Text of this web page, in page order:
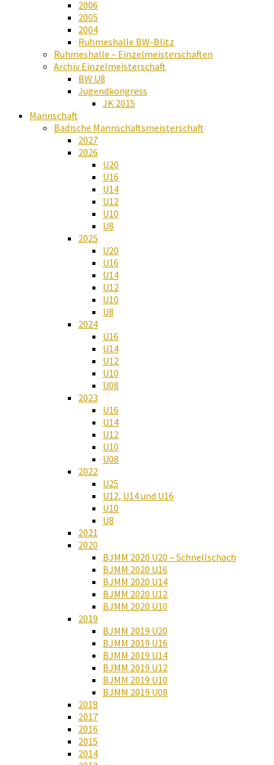
2006
2005
2004
Ruhmeshalle BW-Blitz
Ruhmeshalle – Einzelmeisterschaften
Archiv Einzelmeisterschaft
BW U8
Jugendkongress
JK 2015
Mannschaft
Badische Mannschaftsmeisterschaft
2027
2026
U20
U16
U14
U12
U10
U8
2025
U20
U16
U14
U12
U10
U8
2024
U16
U14
U12
U10
U08
2023
U16
U14
U12
U10
U08
2022
U25
U12, U14 und U16
U10
U8
2021
2020
BJMM 2020 U20 – Schnellschach
BJMM 2020 U16
BJMM 2020 U14
BJMM 2020 U12
BJMM 2020 U10
2019
BJMM 2019 U20
BJMM 2019 U16
BJMM 2019 U14
BJMM 2019 U12
BJMM 2019 U10
BJMM 2019 U08
2018
2017
2016
2015
2014